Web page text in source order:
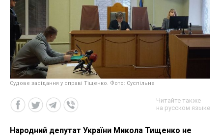
Судове засідання у справі Тіщенко. Фото: Суспільне
Читайте также
на русском языке
Народний депутат України Микола Тищенко не